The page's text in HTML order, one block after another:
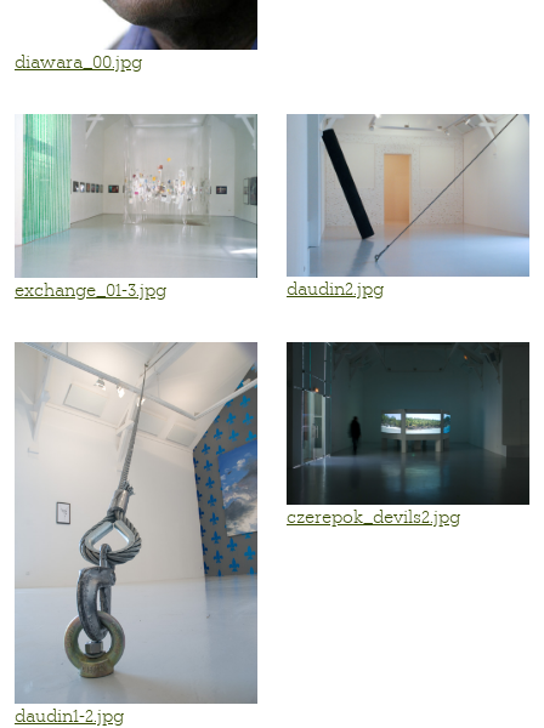
diawara_00.jpg
exchange_01-3.jpg daudin2.jpg
daudin1-2.jpg
czerepok_devils2.jpg